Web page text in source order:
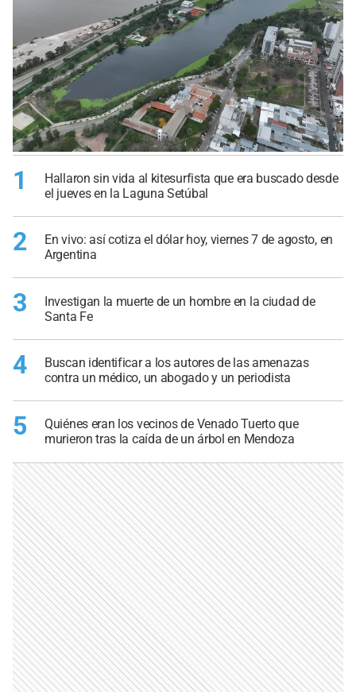
1
Hallaron sin vida al kitesurfista que era buscado desde
el jueves en la Laguna Setúbal
2
En vivo: así cotiza el dólar hoy, viernes 7 de agosto, en
Argentina
3
Investigan la muerte de un hombre en la ciudad de
Santa Fe
4
Buscan identificar a los autores de las amenazas
contra un médico, un abogado y un periodista
5
Quiénes eran los vecinos de Venado Tuerto que
murieron tras la caída de un árbol en Mendoza